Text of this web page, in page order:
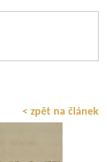
< zpět na článek